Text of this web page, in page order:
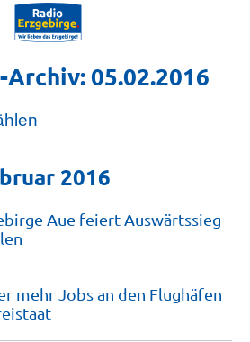
05.02.2016
2016
Aue feiert Auswärtssieg
mehr Jobs an den Flughäfen